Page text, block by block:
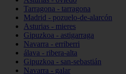
Tarragona - tarragona
Madrid - pozuelo-de-alarcón
Asturias - mieres
Gipuzkoa - astigarraga
Navarra - erriberri
álava - ribera-alta
Gipuzkoa - san-sebastián
Navarra - galar